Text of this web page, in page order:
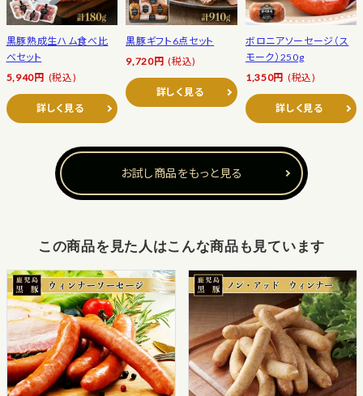
黒豚熟成生ハム食べ比
べセット
5,940円 (税込)
詳しく見る
黒豚ギフト6点セット
9,720円 (税込)
詳しく見る
ボロニアソーセージ（ス
モーク）250g
1,350円 (税込)
詳しく見る
お試し商品をもっと見る
この商品を見た人はこんな商品も見ています